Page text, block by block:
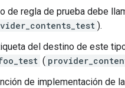
de regla de prueba debe
).
del destino de este
(
de implementación de